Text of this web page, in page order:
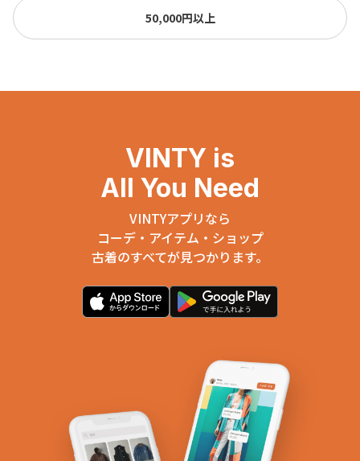
50,000円以上
VINTY is
All You Need
VINTYアプリなら
コーデ・アイテム・ショップ
古着のすべてが見つかります。